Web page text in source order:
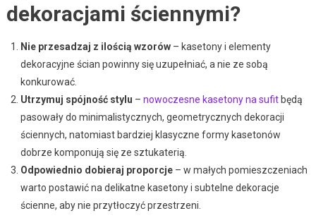
dekoracjami ściennymi?
Nie przesadzaj z ilością wzorów– kasetony i elementy
dekoracyjne ścian powinny się uzupełniać, a nie ze sobą
konkurować.
Utrzymuj spójność stylu – nowoczesne kasetony na sufitbędą
pasowały do minimalistycznych, geometrycznych dekoracji
ściennych, natomiast bardziej klasyczne formy kasetonów
dobrze komponują się ze sztukaterią.
Odpowiednio dobieraj proporcje– w małych pomieszczeniach
warto postawić na delikatne kasetony i subtelne dekoracje
ścienne, aby nie przytłoczyć przestrzeni.